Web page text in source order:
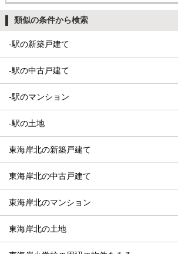
類似の条件から検索
-駅の新築戸建て
-駅の中古戸建て
-駅のマンション
-駅の土地
東海岸北の新築戸建て
東海岸北の中古戸建て
東海岸北のマンション
東海岸北の土地